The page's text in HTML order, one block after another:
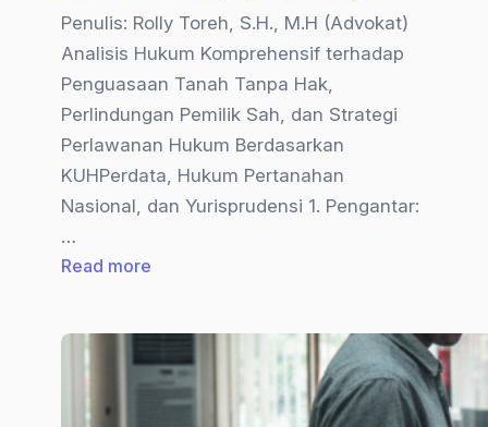
Penulis: Rolly Toreh, S.H., M.H (Advokat)
Analisis Hukum Komprehensif terhadap
Penguasaan Tanah Tanpa Hak,
Perlindungan Pemilik Sah, dan Strategi
Perlawanan Hukum Berdasarkan
KUHPerdata, Hukum Pertanahan
Nasional, dan Yurisprudensi 1. Pengantar:
…
Read more
Lain